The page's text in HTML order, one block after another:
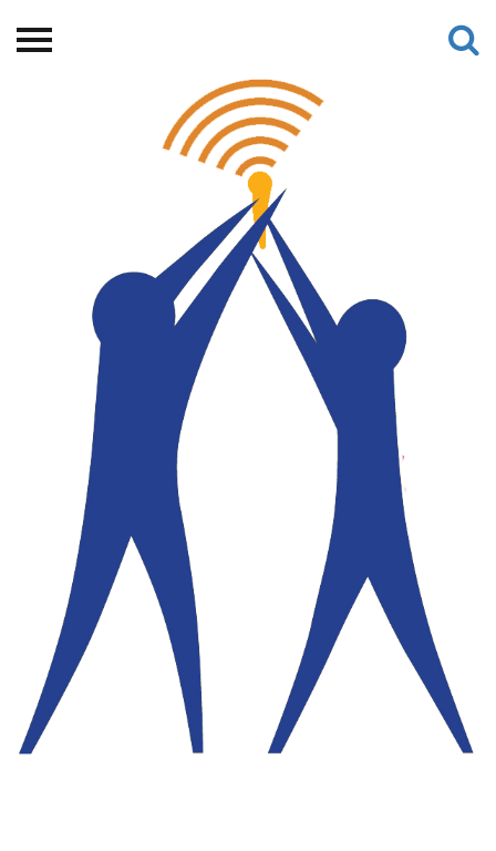
Beranda
Permohonan Hibah
Blog CME
Proyek Terdahulu
Kredit Web-site